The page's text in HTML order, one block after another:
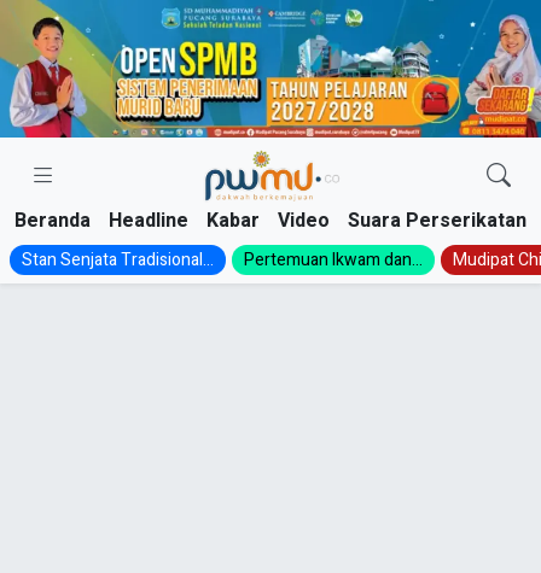
Skip
content
Beranda Headline Kabar Video Suara Perserikatan
Stan Senjata Tradisional... Pertemuan Ikwam dan... Mudipat